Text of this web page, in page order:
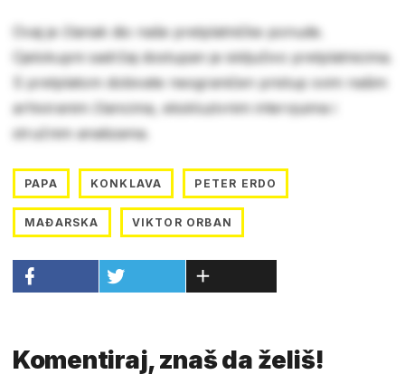
Ovaj je članak dio naše pretplatničke ponude.
Cjelokupni sadržaj dostupan je isključivo pretplatnicima.
S pretplatom dobivate neograničen pristup svim našim
arhiviranim člancima, ekskluzivnim intervjuima i
stručnim analizama.
PAPA KONKLAVA PETER ERDO
MAĐARSKA VIKTOR ORBAN
Komentiraj, znaš da želiš!